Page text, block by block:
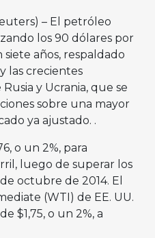
– El petróleo
los 90 dólares por
años, respaldado
las crecientes
y Ucrania, que se
sobre una mayor
ya ajustado. .
o un 2%, para
luego de superar los
octubre de 2014. El
(WTI) de EE. UU.
$1,75, o un 2%, a